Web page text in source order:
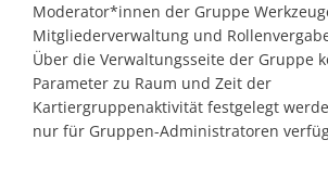
Moderator*innen der Gruppe
Mitgliederverwaltung und
Über die Verwaltungsseite der Gruppe
Parameter zu Raum und Zeit der
Kartiergruppenaktivität festgelegt
nur für Gruppen-Administratoren